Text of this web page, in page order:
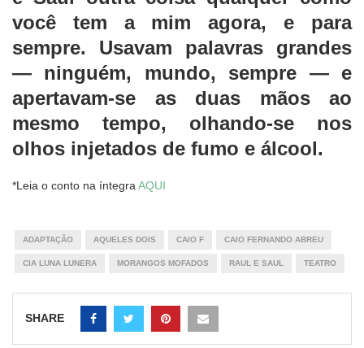
você tem a mim agora, e para
sempre. Usavam palavras grandes
— ninguém, mundo, sempre — e
apertavam-se as duas mãos ao
mesmo tempo, olhando-se nos
olhos injetados de fumo e álcool.
*Leia o conto na íntegraAQUI
ADAPTAÇÃO AQUELES DOIS CAIO F CAIO FERNANDO ABREU
CIA LUNA LUNERA MORANGOS MOFADOS RAUL E SAUL TEATRO
SHARE